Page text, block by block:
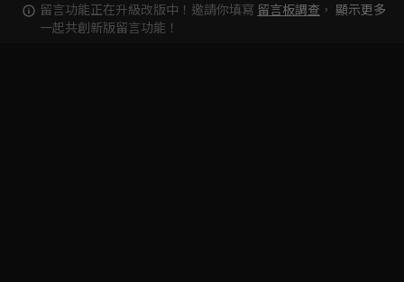
留言功能正在升級改版中！邀請你填寫 留言板調查 ，
一起共創新版留言功能！
顯示更多